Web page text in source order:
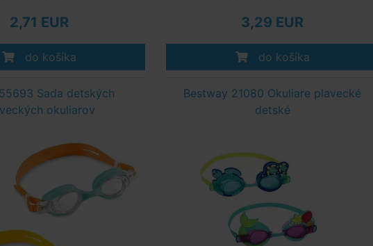
2,71 EUR
do košíka
3,29 EUR
do košíka
Sada detských
okuliarov
Bestway 21080 Okuliare plavecké
detské